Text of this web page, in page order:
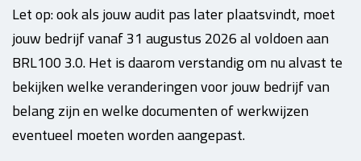
Let op: ook als jouw audit pas later plaatsvindt, moet
jouw bedrijf vanaf 31 augustus 2026 al voldoen aan
BRL100 3.0. Het is daarom verstandig om nu alvast te
bekijken welke veranderingen voor jouw bedrijf van
belang zijn en welke documenten of werkwijzen
eventueel moeten worden aangepast.